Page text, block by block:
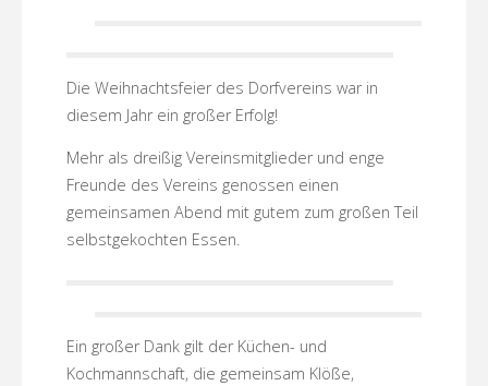
Die Weihnachtsfeier des Dorfvereins war in
diesem Jahr ein großer Erfolg!
Mehr als dreißig Vereinsmitglieder und enge
Freunde des Vereins genossen einen
gemeinsamen Abend mit gutem zum großen Teil
selbstgekochten Essen.
Ein großer Dank gilt der Küchen- und
Kochmannschaft, die gemeinsam Klöße,